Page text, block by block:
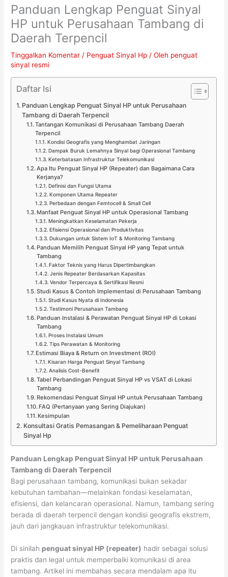
Panduan Lengkap Penguat Sinyal
HP untuk Perusahaan Tambang di
Daerah Terpencil
Tinggalkan Komentar / Penguat Sinyal Hp / Oleh penguat
sinyal resmi
Daftar Isi
Panduan Lengkap Penguat Sinyal HP untuk Perusahaan
Tambang di Daerah Terpencil
Tantangan Komunikasi di Perusahaan Tambang Daerah
Terpencil
Kondisi Geografis yang Menghambat Jaringan
Dampak Buruk Lemahnya Sinyal bagi Operasional Tambang
Keterbatasan Infrastruktur Telekomunikasi
Apa Itu Penguat Sinyal HP (Repeater) dan Bagaimana Cara
Kerjanya?
Definisi dan Fungsi Utama
Komponen Utama Repeater
Perbedaan dengan Femtocell & Small Cell
Manfaat Penguat Sinyal HP untuk Operasional Tambang
Meningkatkan Keselamatan Pekerja
Efisiensi Operasional dan Produktivitas
Dukungan untuk Sistem IoT & Monitoring Tambang
Panduan Memilih Penguat Sinyal HP yang Tepat untuk
Tambang
Faktor Teknis yang Harus Dipertimbangkan
Jenis Repeater Berdasarkan Kapasitas
Vendor Terpercaya & Sertifikasi Resmi
Studi Kasus & Contoh Implementasi di Perusahaan Tambang
Studi Kasus Nyata di Indonesia
Testimoni Perusahaan Tambang
Panduan Instalasi & Perawatan Penguat Sinyal HP di Lokasi
Tambang
Proses Instalasi Umum
Tips Perawatan & Monitoring
Estimasi Biaya & Return on Investment (ROI)
Kisaran Harga Penguat Sinyal Tambang
Analisis Cost-Benefit
Tabel Perbandingan Penguat Sinyal HP vs VSAT di Lokasi
Tambang
Rekomendasi Penguat Sinyal HP untuk Perusahaan Tambang
FAQ (Pertanyaan yang Sering Diajukan)
Kesimpulan
Konsultasi Gratis Pemasangan & Pemeliharaan Penguat
Sinyal Hp
Panduan Lengkap Penguat Sinyal HP untuk Perusahaan
Tambang di Daerah Terpencil
Bagi perusahaan tambang, komunikasi bukan sekadar
kebutuhan tambahan—melainkan fondasi keselamatan,
efisiensi, dan kelancaran operasional. Namun, tambang sering
berada di daerah terpencil dengan kondisi geografis ekstrem,
jauh dari jangkauan infrastruktur telekomunikasi.
Di sinilah penguat sinyal HP (repeater) hadir sebagai solusi
praktis dan legal untuk memperbaiki komunikasi di area
tambang. Artikel ini membahas secara mendalam apa itu